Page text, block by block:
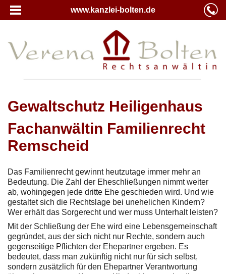
www.kanzlei-bolten.de
Gewaltschutz Heiligenhaus
Fachanwältin Familienrecht
Remscheid
Das Familienrecht gewinnt heutzutage immer mehr an
Bedeutung. Die Zahl der Eheschließungen nimmt weiter
ab, wohingegen jede dritte Ehe geschieden wird. Und wie
gestaltet sich die Rechtslage bei unehelichen Kindern?
Wer erhält das Sorgerecht und wer muss Unterhalt leisten?
Mit der Schließung der Ehe wird eine Lebensgemeinschaft
gegründet, aus der sich nicht nur Rechte, sondern auch
gegenseitige Pflichten der Ehepartner ergeben. Es
bedeutet, dass man zukünftig nicht nur für sich selbst,
sondern zusätzlich für den Ehepartner Verantwortung